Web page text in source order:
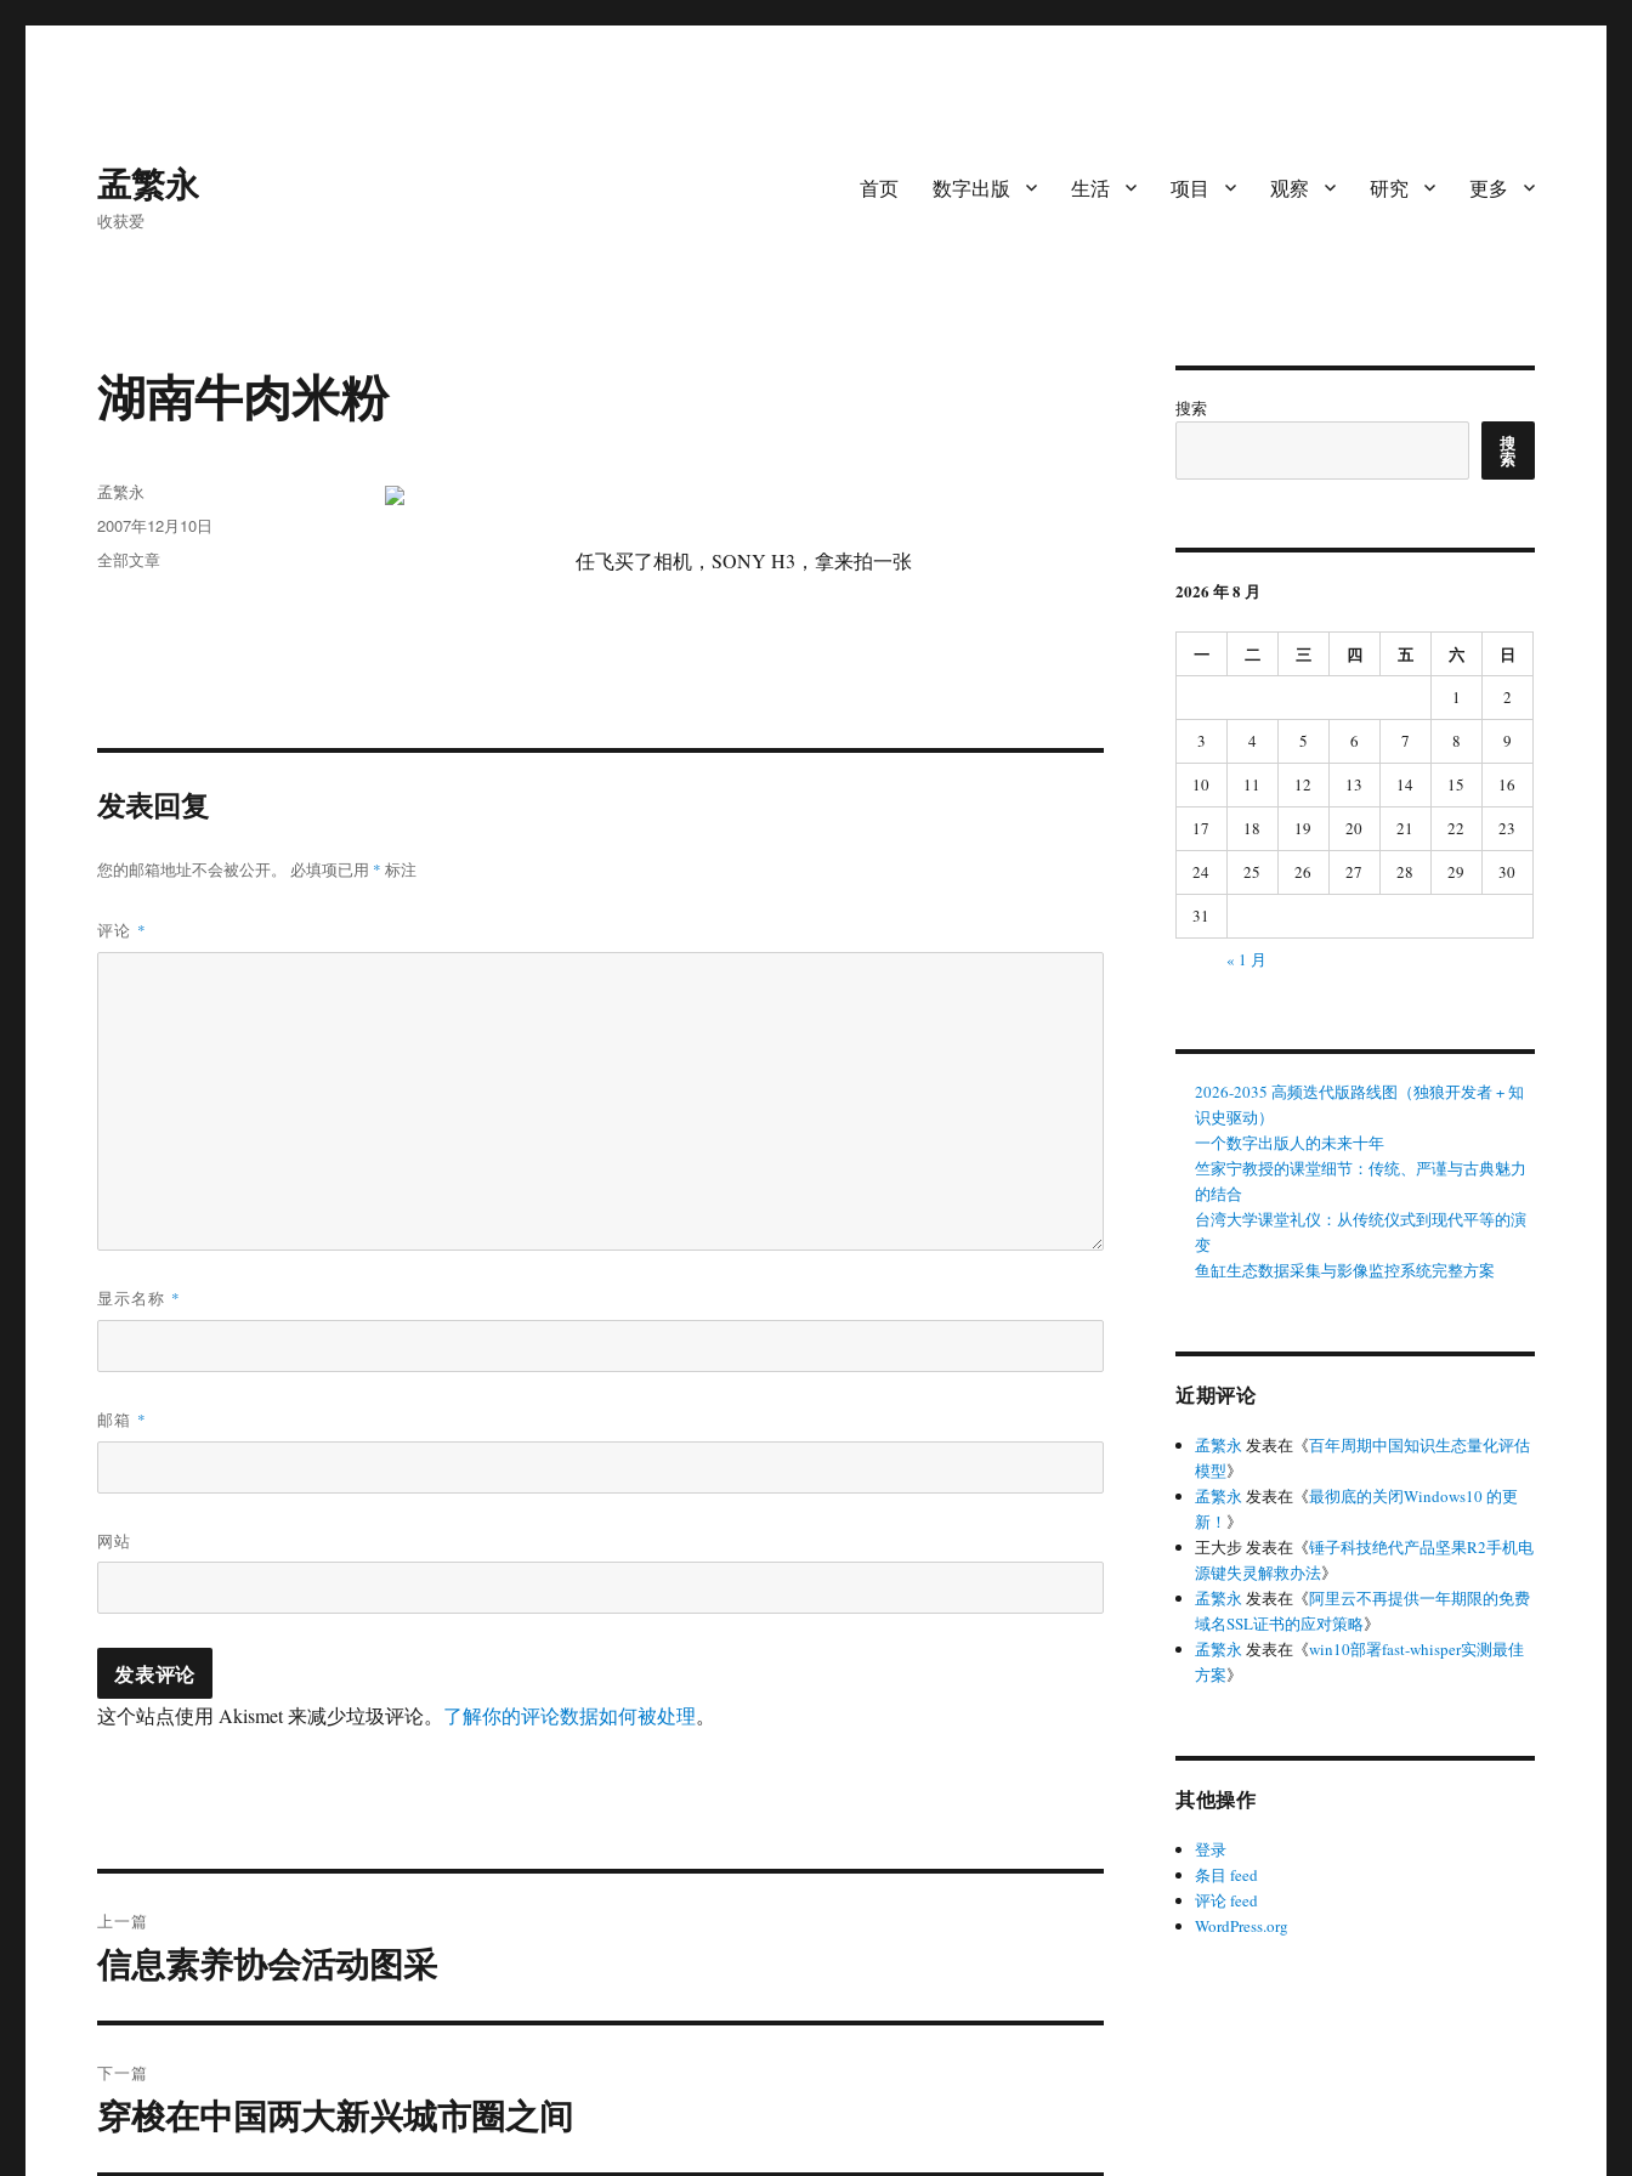
孟繁永
收获爱
首页 数字出版 生活 项目 观察 研究 更多
湖南牛肉米粉
任飞买了相机，SONY H3，拿来拍一张
作
者
孟繁永
发
布
于
2007年12月10日
分
全部文章
发表回复
您的邮箱地址不会被公开。 必填项已用 * 标注
评论 *
显示名称 *
邮箱 *
网站
这个站点使用 Akismet 来减少垃圾评论。 了解你的评论数据如何被处理。
章
上一篇
上
篇
文
信息素养协会活动图采
下一篇
下
篇
穿梭在中国两大新兴城市圈之间
搜索
搜
索
2026 年 8 月
一 二 三 四 五 六 日
1
2
3
4 5 6 7 8
9
10
11 12 13 14 15
16
17
18 19 20 21 22
23
24
25 26 27 28 29
30
31
« 1 月
2026-2035 高频迭代版路线图（独狼开发者 + 知
识史驱动）
一个数字出版人的未来十年
竺家宁教授的课堂细节：传统、严谨与古典魅力
的结合
台湾大学课堂礼仪：从传统仪式到现代平等的演
变
鱼缸生态数据采集与影像监控系统完整方案
近期评论
孟繁永 发表在《百年周期中国知识生态量化评估
模型》
孟繁永 发表在《最彻底的关闭Windows10 的更
新！ 》
王大步发表在《锤子科技绝代产品坚果R2手机电
源键失灵解救办法》
孟繁永 发表在《阿里云不再提供一年期限的免费
域名SSL证书的应对策略》
孟繁永 发表在《win10部署fast-whisper实测最佳
方案》
其他操作
登录
条目 feed
评论 feed
WordPress.org